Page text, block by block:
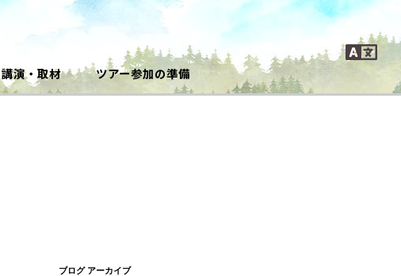
講演・取材 ツアー参加の準備
ブログ アーカイブ